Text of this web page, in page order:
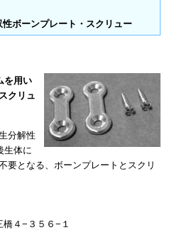
ボーンプレート・スクリュー
を用い
クリュ
分解性
生体に
要となる、ボーンプレートとスクリ
４−３５６−１